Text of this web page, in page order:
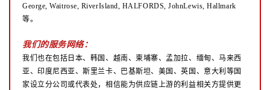
George, Waitrose, RiverIsland, HALFORDS, JohnLewis, Hallmark
等。
我们的服务网络：
我们也在包括日本、韩国、越南、柬埔寨、孟加拉、缅甸、马来西
亚、印度尼西亚、斯里兰卡、巴基斯坦、美国、英国、意大利等国
家设立分公司或代表处，相信能为供应链上游的利益相关方提供更